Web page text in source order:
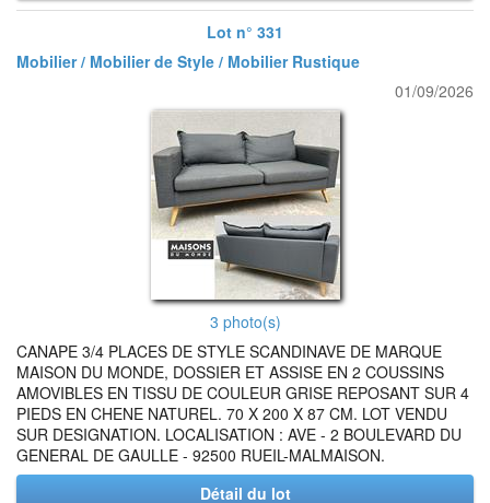
Lot n° 331
Mobilier / Mobilier de Style / Mobilier Rustique
01/09/2026
3 photo(s)
CANAPE 3/4 PLACES DE STYLE SCANDINAVE DE MARQUE
MAISON DU MONDE, DOSSIER ET ASSISE EN 2 COUSSINS
AMOVIBLES EN TISSU DE COULEUR GRISE REPOSANT SUR 4
PIEDS EN CHENE NATUREL. 70 X 200 X 87 CM. LOT VENDU
SUR DESIGNATION. LOCALISATION : AVE - 2 BOULEVARD DU
GENERAL DE GAULLE - 92500 RUEIL-MALMAISON.
Détail du lot